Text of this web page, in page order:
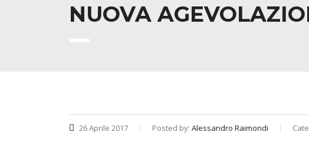
NUOVA
26 Aprile 2017 Posted by: Alessandro Raimondi